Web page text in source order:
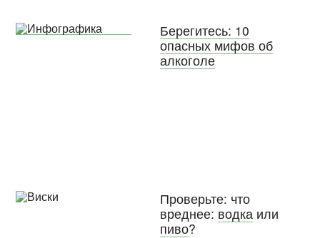
Берегитесь: 10
опасных мифов об
алкоголе
Проверьте: что
вреднее: водка или
пиво?